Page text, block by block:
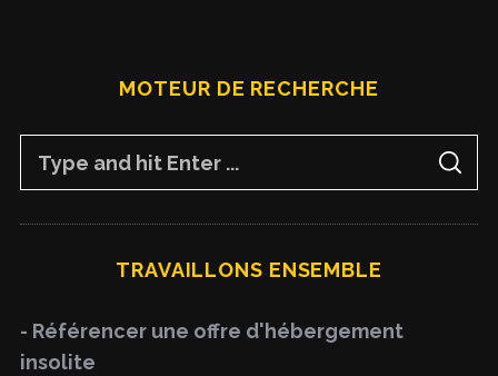
MOTEUR DE RECHERCHE
f
o
S
A
C
TRAVAILLONS ENSEMBLE
- Référencer une offre d'hébergement
insolite